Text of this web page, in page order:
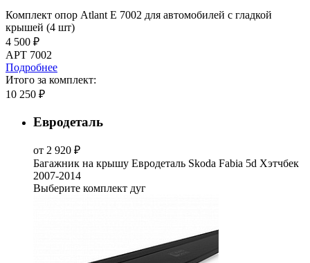
Комплект опор Atlant E 7002 для автомобилей c гладкой
крышей (4 шт)
4 500 ₽
АРТ 7002
Подробнее
Итого за комплект:
10 250 ₽
Евродеталь
от 2 920 ₽
Багажник на крышу Евродеталь Skoda Fabia 5d Хэтчбек
2007-2014
Выберите комплект дуг